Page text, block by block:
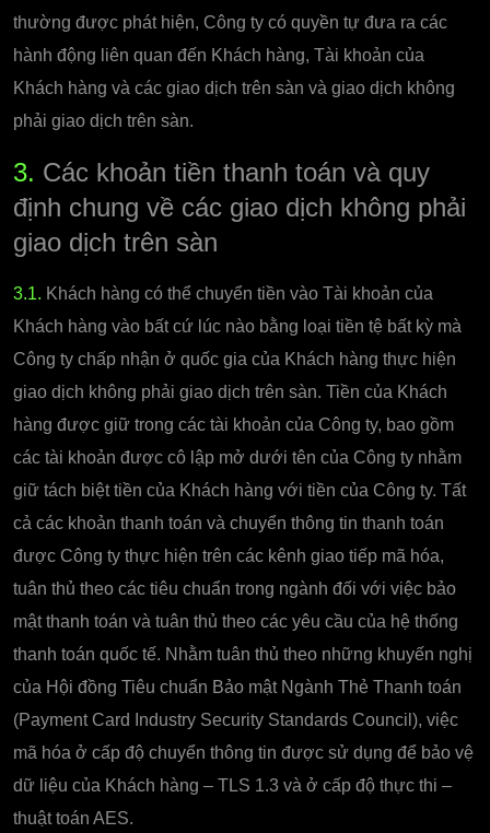
thường được phát hiện, Công ty có quyền tự đưa ra các
hành động liên quan đến Khách hàng, Tài khoản của
Khách hàng và các giao dịch trên sàn và giao dịch không
phải giao dịch trên sàn.
3. Các khoản tiền thanh toán và quy
định chung về các giao dịch không phải
giao dịch trên sàn
3.1. Khách hàng có thể chuyển tiền vào Tài khoản của
Khách hàng vào bất cứ lúc nào bằng loại tiền tệ bất kỳ mà
Công ty chấp nhận ở quốc gia của Khách hàng thực hiện
giao dịch không phải giao dịch trên sàn. Tiền của Khách
hàng được giữ trong các tài khoản của Công ty, bao gồm
các tài khoản được cô lập mở dưới tên của Công ty nhằm
giữ tách biệt tiền của Khách hàng với tiền của Công ty. Tất
cả các khoản thanh toán và chuyển thông tin thanh toán
được Công ty thực hiện trên các kênh giao tiếp mã hóa,
tuân thủ theo các tiêu chuẩn trong ngành đối với việc bảo
mật thanh toán và tuân thủ theo các yêu cầu của hệ thống
thanh toán quốc tế. Nhằm tuân thủ theo những khuyến nghị
của Hội đồng Tiêu chuẩn Bảo mật Ngành Thẻ Thanh toán
(Payment Card Industry Security Standards Council), việc
mã hóa ở cấp độ chuyển thông tin được sử dụng để bảo vệ
dữ liệu của Khách hàng – TLS 1.3 và ở cấp độ thực thi –
thuật toán AES.